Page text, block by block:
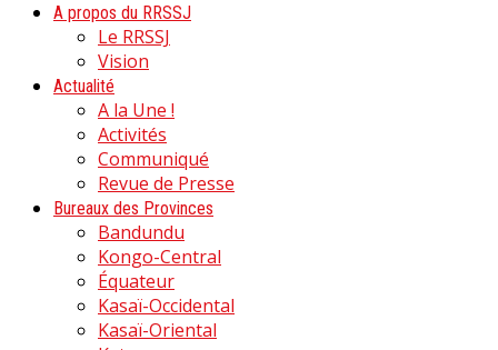
A propos du RRSSJ
Le RRSSJ
Vision
Actualité
A la Une !
Activités
Communiqué
Revue de Presse
Bureaux des Provinces
Bandundu
Kongo-Central
Équateur
Kasaï-Occidental
Kasaï-Oriental